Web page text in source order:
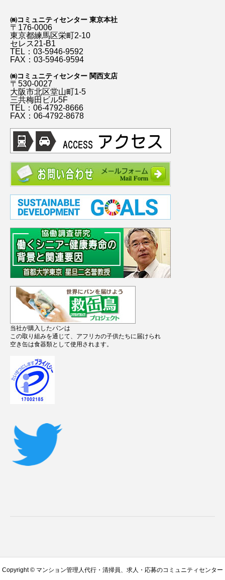
㈱コミュニティセンター 東京本社
〒176-0006
東京都練馬区栄町2-10
セレス21-B1
TEL：03-5946-9592
FAX：03-5946-9594
㈱コミュニティセンター 関西支店
〒530-0027
大阪市北区堂山町1-5
三共梅田ビル5F
TEL：06-4792-8666
FAX：06-4792-8678
当社が購入したパンは
この取り組みを通じて、アフリカの子供たちに届けられ
空き缶は食器類として使用されます。
Copyright © マンション管理人代行・清掃員、求人・応募のコミュニティセンター